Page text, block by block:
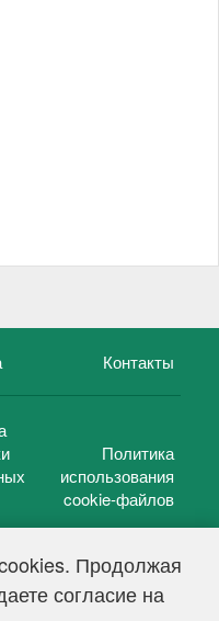
Продолжая
согласие на
Контакты
Политика
использования
cookie-файлов